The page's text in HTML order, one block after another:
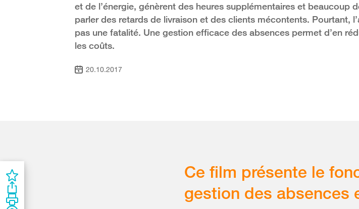
et de l’énergie, génèrent des heures supplémentaires et beaucoup
parler des retards de livraison et des clients mécontents. Pourtant,
pas une fatalité. Une gestion efficace des absences permet d’en
les coûts.
20.10.2017
Ce film présente le
gestion des absences